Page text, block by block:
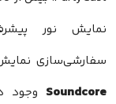
نمایش نور
سفارشی‌سازی نمایش
Soundcore وجود